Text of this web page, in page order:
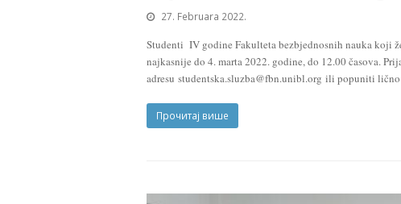
27. Februara 2022.
Studenti IV godine Fakulteta bezbjednosnih nauka koji
najkasnije do 4. marta 2022. godine, do 12.00 časova.
adresu studentska.sluzba@fbn.unibl.org ili popuniti
Прочитај више